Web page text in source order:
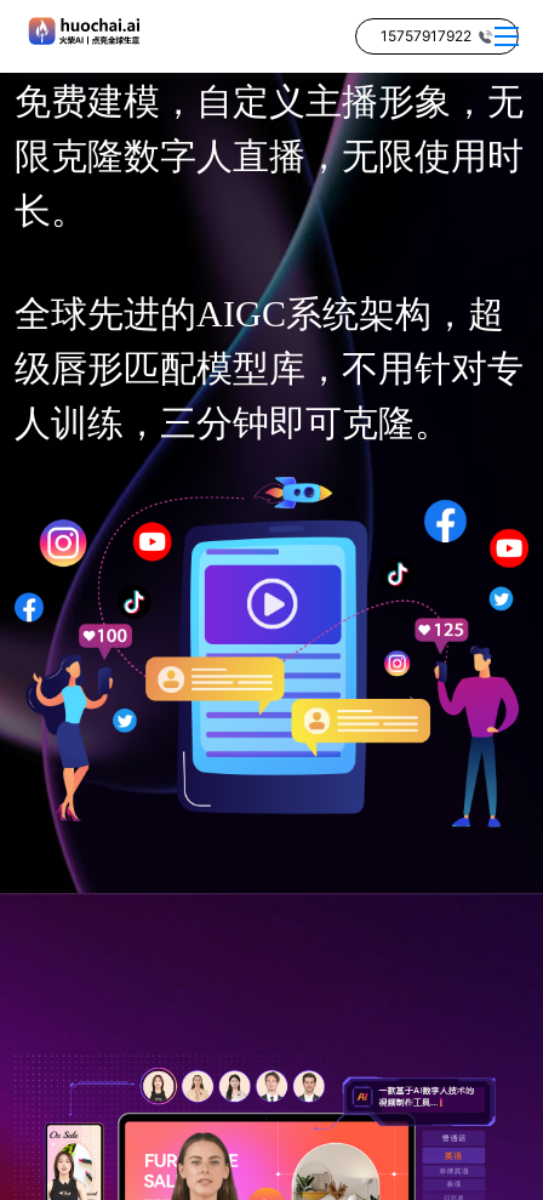
15757917922
免费建模，自定义主播形象，无
限克隆数字人直播，无限使用时
长。
全球先进的AIGC系统架构，超
级唇形匹配模型库，不用针对专
人训练，三分钟即可克隆。